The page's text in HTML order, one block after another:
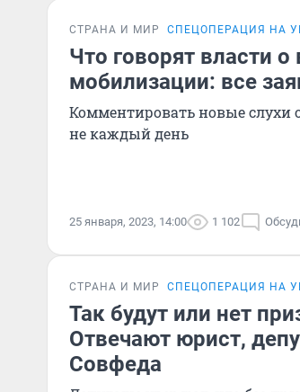
СТРАНА И МИР СПЕЦОПЕРАЦИЯ НА
Что говорят власти
мобилизации: все
Комментировать новые слухи
не каждый день
25 января, 2023, 14:00 1 102
СТРАНА И МИР СПЕЦОПЕРАЦИЯ НА
Так будут или нет
Отвечают юрист,
Совфеда